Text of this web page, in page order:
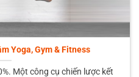
Yoga, Gym & Fitness
Một công cụ chiến lược kết